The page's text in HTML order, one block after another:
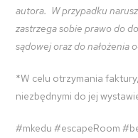
autora. W przypadku
zastrzega sobie prawo do
sądowej oraz do nałożenia
*W celu otrzymania
niezbędnymi do jej
#mkedu #escapeRoom